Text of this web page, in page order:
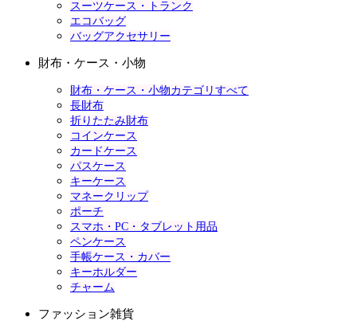
スーツケース・トランク
エコバッグ
バッグアクセサリー
財布・ケース・小物
財布・ケース・小物カテゴリすべて
長財布
折りたたみ財布
コインケース
カードケース
パスケース
キーケース
マネークリップ
ポーチ
スマホ・PC・タブレット用品
ペンケース
手帳ケース・カバー
キーホルダー
チャーム
ファッション雑貨